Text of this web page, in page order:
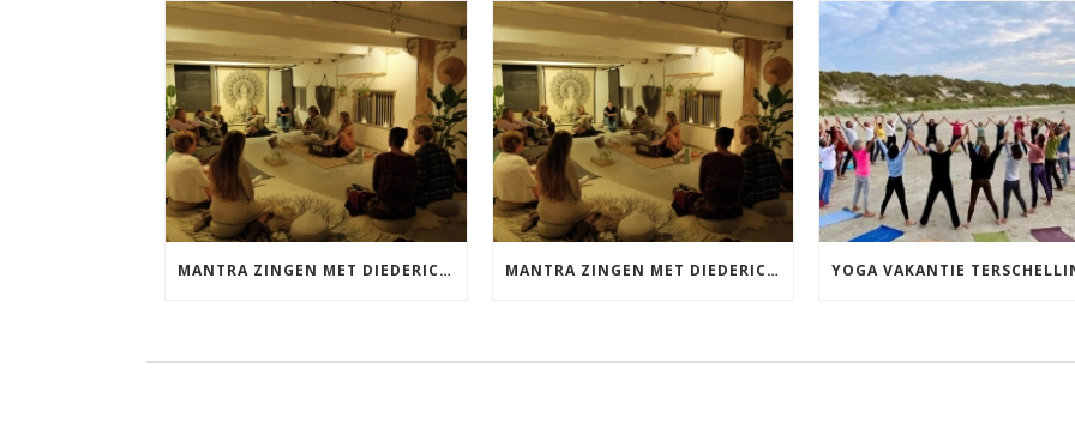
MANTRA ZINGEN MET DIEDERICK VRIJDAG 25 SEPTEMBER EN 20 NOVEMBER MANTRA ZINGEN MET DIEDERICK IN LEEUWARDEN VRIJDAG 12 JUNI KIRTAN